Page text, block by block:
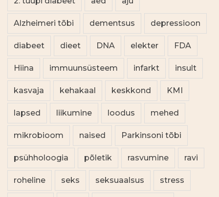
Alzheimeri tõbi dementsus depressioon
diabeet dieet DNA elekter FDA
Hiina immuunsüsteem infarkt insult
kasvaja kehakaal keskkond KMI
lapsed liikumine loodus mehed
mikrobioom naised Parkinsoni tõbi
psühholoogia põletik rasvumine ravi
roheline seks seksuaalsus stress